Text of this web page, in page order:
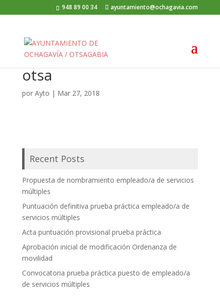
948 89 00 34 ayuntamiento@ochagavia.com
otsa
por Ayto | Mar 27, 2018
Recent Posts
Propuesta de nombramiento empleado/a de servicios
múltiples
Puntuación definitiva prueba práctica empleado/a de
servicios múltiples
Acta puntuación provisional prueba práctica
Aprobación inicial de modificación Ordenanza de
movilidad
Convocatoria prueba práctica puesto de empleado/a
de servicios múltiples